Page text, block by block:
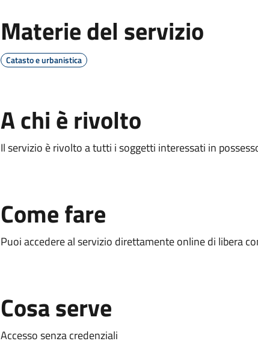
Materie del servizio
Catasto e urbanistica
A chi è rivolto
Il servizio è rivolto a tutti i soggetti interessati in
Come fare
Puoi accedere al servizio direttamente online di libera
Cosa serve
Accesso senza credenziali